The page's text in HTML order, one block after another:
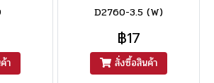
า
D2760-3.5 (W)
฿17
สั่งซื้อสินค้า